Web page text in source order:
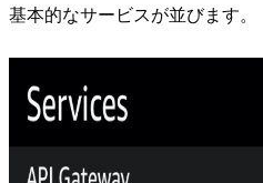
基本的なサービスが並びます。